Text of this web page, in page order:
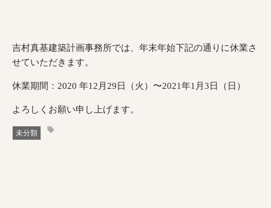
吉村真基建築計画事務所では、年末年始下記の通りに休業さ
せていただきます。
休業期間：2020 年12月29日（火）〜2021年1月3日（日）
よろしくお願い申し上げます。
未分類